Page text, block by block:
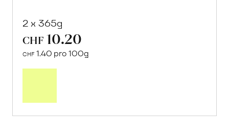
2 x 365g
CHF 10.20
CHF 1.40 pro 100g